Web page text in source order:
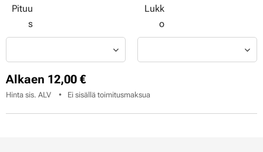
Pituu
s
Lukk
o
Alkaen 12,00 €
Hinta sis. ALV Ei sisällä toimitusmaksua